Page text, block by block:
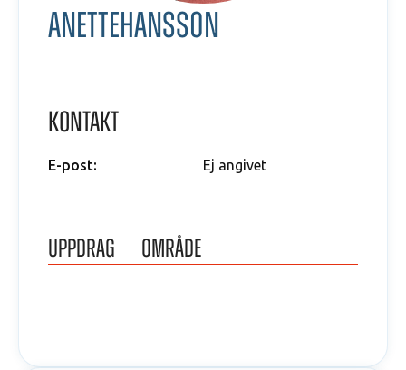
AnetteHansson
Kontakt
E-post: Ej angivet
Uppdrag Område